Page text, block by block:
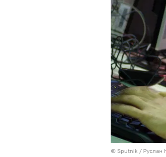
© Sputnik / Руслан